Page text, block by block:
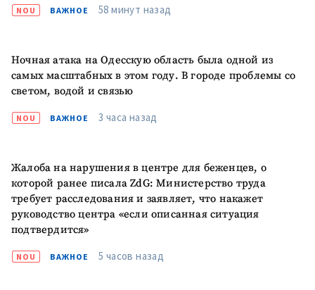
NOU ВАЖНОЕ 58 минут назад
Ночная атака на Одесскую область была одной из
самых масштабных в этом году. В городе проблемы со
светом, водой и связью
NOU ВАЖНОЕ 3 часа назад
Жалоба на нарушения в центре для беженцев, о
которой ранее писала ZdG: Министерство труда
требует расследования и заявляет, что накажет
руководство центра «если описанная ситуация
подтвердится»
NOU ВАЖНОЕ 5 часов назад
Заголовок новости
+ Добавить
заголовок
Фотография
+ Загрузить
изображение
медиа
Текст новости
+ Добавить текст
новости